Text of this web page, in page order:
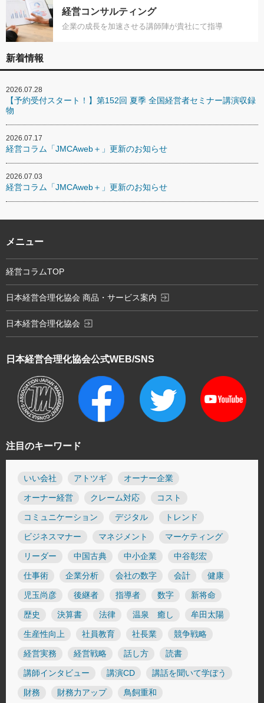
経営コンサルティング
企業の成長を加速させる講師陣が貴社にて指導
新着情報
2026.07.28
【予約受付スタート！】第152回 夏季 全国経営者セミナー講演収録
物
2026.07.17
経営コラム「JMCAweb＋」更新のお知らせ
2026.07.03
経営コラム「JMCAweb＋」更新のお知らせ
注目のキーワード
いい会社 アトツギ オーナー企業
オーナー経営 クレーム対応 コスト
コミュニケーション デジタル トレンド
ビジネスマナー マネジメント マーケティング
リーダー 中国古典 中小企業 中谷彰宏
仕事術 企業分析 会社の数字 会計 健康
児玉尚彦 後継者 指導者 数字 新将命
歴史 決算書 法律 温泉 癒し 牟田太陽
生産性向上 社員教育 社長業 競争戦略
経営実務 経営戦略 話し方 読書
講師インタビュー 講演CD 講話を聞いて学ぼう
財務 財務力アップ 鳥飼重和
日本経営合理化協会公式WEB/SNS
メニュー
経営コラムTOP
日本経営合理化協会 商品・サービス案内 exit_to_app
日本経営合理化協会 exit_to_app